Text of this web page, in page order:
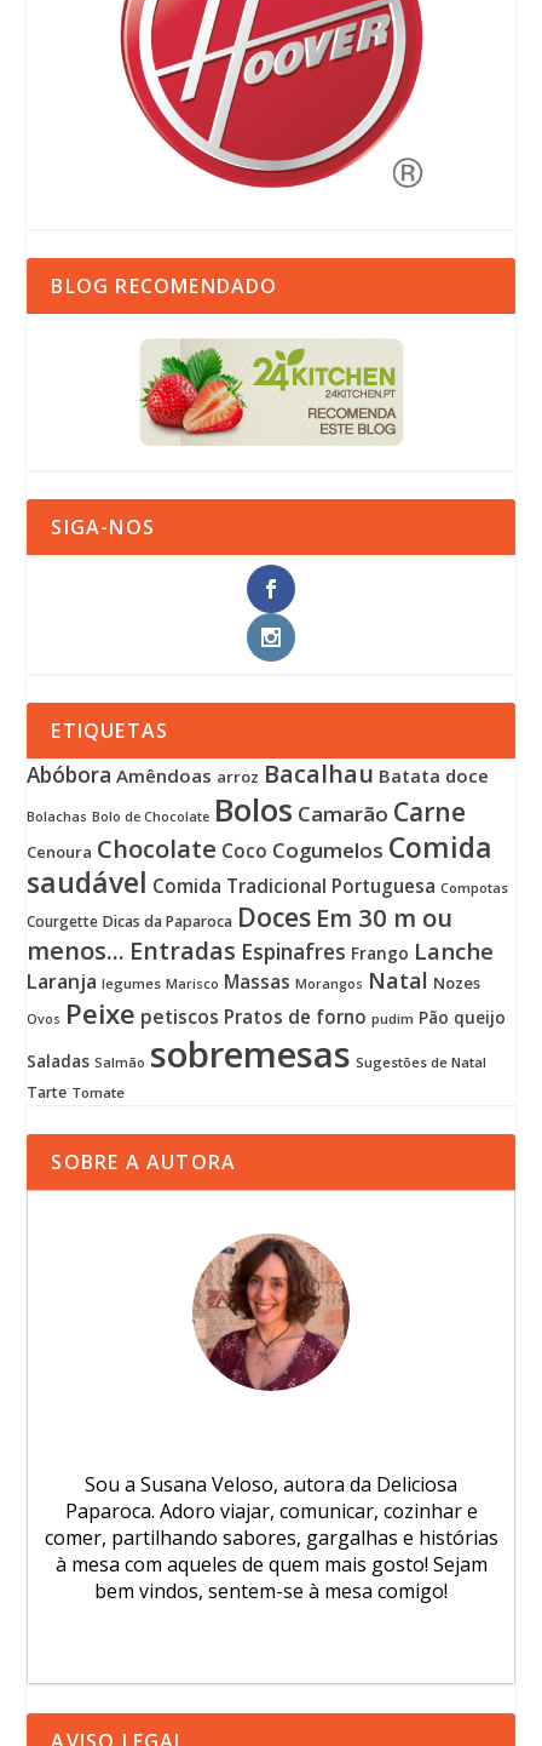
BLOG RECOMENDADO
SIGA-NOS
ETIQUETAS
Abóbora Amêndoas arroz Bacalhau Batata doce
Bolachas Bolo de Chocolate Bolos Camarão Carne
Cenoura Chocolate Coco Cogumelos Comida
saudável Comida Tradicional Portuguesa Compotas
Courgette Dicas da Paparoca Doces Em 30 m ou
menos... Entradas Espinafres Frango Lanche
Laranja legumes Marisco Massas Morangos Natal Nozes
Ovos Peixe petiscos Pratos de forno pudim Pão queijo
Saladas Salmão sobremesas Sugestões de Natal
Tarte Tomate
SOBRE A AUTORA
Sou a Susana Veloso, autora da Deliciosa
Paparoca. Adoro viajar, comunicar, cozinhar e
comer, partilhando sabores, gargalhas e histórias
à mesa com aqueles de quem mais gosto! Sejam
bem vindos, sentem-se à mesa comigo!